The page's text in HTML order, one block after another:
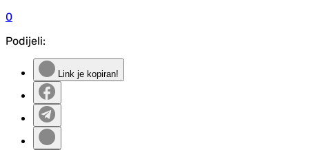
0
Podijeli:
Link je kopiran!